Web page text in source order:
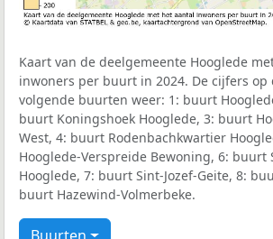
Kaart van de deelgemeente Hooglede
inwoners per buurt in 2024. De cijfers op
volgende buurten weer: 1: buurt
buurt Koningshoek Hooglede, 3: buurt
West, 4: buurt Rodenbachkwartier
Hooglede-Verspreide Bewoning, 6: buurt
Hooglede, 7: buurt Sint-Jozef-Geite, 8:
buurt Hazewind-Volmerbeke.